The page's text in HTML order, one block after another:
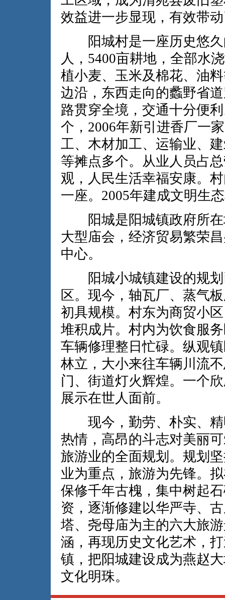
效益进一步显现，有效带
阳城村是一座历史悠久
人，5400亩耕地，全部水
植小麦、玉米及棉花、油
边沿，东西走向的蠡野省
路贯穿全境，交通十分便
个，2006年新引进香厂一
工、木材加工、运输业、
等摊点多个。从业人员占
观，人民生活幸福安康。
一座。2005年建成文明生
阳城是阳城镇政府所在
大型庙会，经济贸易繁荣
中心。
阳城小城镇建设的规划
区。现今，轴瓦厂、蒸气
初具规模。村东为商贸小
堆积成片。村内为饮食服
车辆修理整日忙碌。纵观
林立，大小来往车辆川流
门、街道灯火辉煌。一个
展示在世人面前。
现今，勤劳、朴实、精
热情，高昂的斗志对美丽
旅游业的全面规划。规划
业为重点，旅游为先锋。
保修千年古槐，集中树起
资，逐渐修建以华严寺、
塔、尧母庙为主的六大旅
涵，再现历史文化艺术，
镇，把阳城建设成为燕赵
文化明珠。